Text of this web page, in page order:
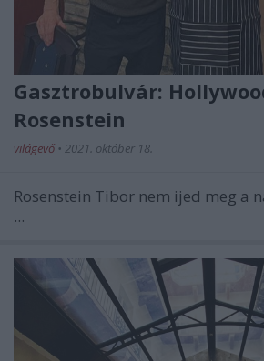
Gasztrobulvár:
Rosenstein
világevő • 2021. október 18.
Rosenstein Tibor nem ijed meg a
...